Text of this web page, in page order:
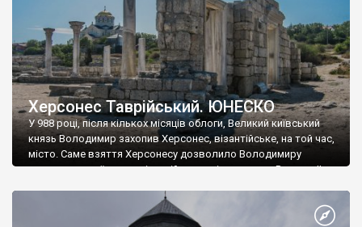
Херсонес Таврійський. ЮНЕСКО
У 988 році, після кількох місяців облоги, Великий київський
князь Володимир захопив Херсонес, візантійське, на той час,
місто. Саме взяття Херсонесу дозволило Володимиру
диктувати свої умови візантійському імператору Василю ІІ, та
Херсонесі Володимир-язичник, став Василем-християнином.
А потім було Хрещення Русі. На честь Херсонесу Таврійського